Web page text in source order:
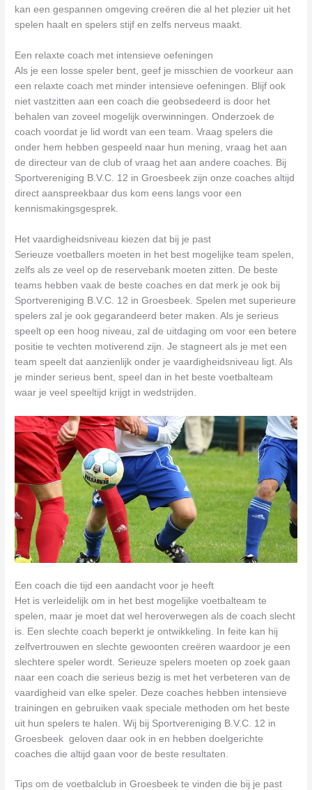
kan een gespannen omgeving creëren die al het plezier uit het
spelen haalt en spelers stijf en zelfs nerveus maakt.
Een relaxte coach met intensieve oefeningen
Als je een losse speler bent, geef je misschien de voorkeur aan
een relaxte coach met minder intensieve oefeningen. Blijf ook
niet vastzitten aan een coach die geobsedeerd is door het
behalen van zoveel mogelijk overwinningen. Onderzoek de
coach voordat je lid wordt van een team. Vraag spelers die
onder hem hebben gespeeld naar hun mening, vraag het aan
de directeur van de club of vraag het aan andere coaches. Bij
Sportvereniging B.V.C. 12 in Groesbeek zijn onze coaches altijd
direct aanspreekbaar dus kom eens langs voor een
kennismakingsgesprek.
Het vaardigheidsniveau kiezen dat bij je past
Serieuze voetballers moeten in het best mogelijke team spelen,
zelfs als ze veel op de reservebank moeten zitten. De beste
teams hebben vaak de beste coaches en dat merk je ook bij
Sportvereniging B.V.C. 12 in Groesbeek. Spelen met superieure
spelers zal je ook gegarandeerd beter maken. Als je serieus
speelt op een hoog niveau, zal de uitdaging om voor een betere
positie te vechten motiverend zijn. Je stagneert als je met een
team speelt dat aanzienlijk onder je vaardigheidsniveau ligt. Als
je minder serieus bent, speel dan in het beste voetbalteam
waar je veel speeltijd krijgt in wedstrijden.
Een coach die tijd een aandacht voor je heeft
Het is verleidelijk om in het best mogelijke voetbalteam te
spelen, maar je moet dat wel heroverwegen als de coach slecht
is. Een slechte coach beperkt je ontwikkeling. In feite kan hij
zelfvertrouwen en slechte gewoonten creëren waardoor je een
slechtere speler wordt. Serieuze spelers moeten op zoek gaan
naar een coach die serieus bezig is met het verbeteren van de
vaardigheid van elke speler. Deze coaches hebben intensieve
trainingen en gebruiken vaak speciale methoden om het beste
uit hun spelers te halen. Wij bij Sportvereniging B.V.C. 12 in
Groesbeek geloven daar ook in en hebben doelgerichte
coaches die altijd gaan voor de beste resultaten.
Tips om de voetbalclub in Groesbeek te vinden die bij je past